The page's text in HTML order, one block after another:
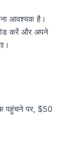
आवश्यक है।
करें और अपने
पहुंचने पर, $50